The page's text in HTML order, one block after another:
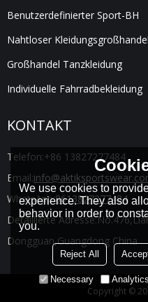
Benutzerdefinierter Sport-BH
Nahtloser Kleidungsgroßhandel
Großhandel Tanzkleidung
Individuelle Fahrradbekleidung
KONTAKT
Telefon:+86 13827277484
Email:
WhatsApp:8613827277484
Detaillierte Adresse:
Dongguan,Guangdong China
Copyright ©
We use cookies to
experience. They also
behavior in order to
you.
Reject All
Necessary Analytics